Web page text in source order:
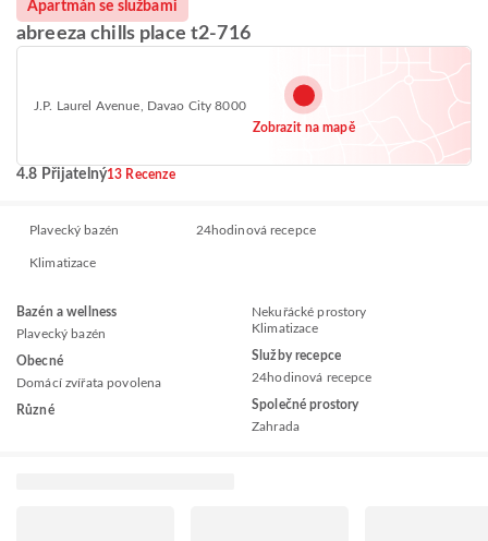
Apartmán se službami
abreeza chills place t2-716
J.P. Laurel Avenue, Davao City 8000
Zobrazit na mapě
4.8 Přijatelný13 Recenze
Plavecký bazén 24hodinová recepce
Klimatizace
Bazén a wellness
Plavecký bazén
Obecné
Domácí zvířata povolena
Různé
Nekuřácké prostory
Klimatizace
Služby recepce
24hodinová recepce
Společné prostory
Zahrada